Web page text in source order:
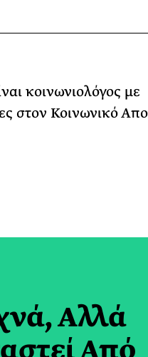
κοινωνιολόγος με
στον Κοινωνικό
Αλλά